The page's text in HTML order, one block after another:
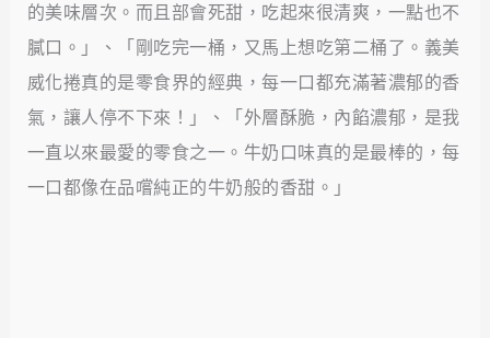
的美味層次。而且部會死甜，吃起來很清爽，一點也不
膩口。」、「剛吃完一桶，又馬上想吃第二桶了。義美
威化捲真的是零食界的經典，每一口都充滿著濃郁的香
氣，讓人停不下來！」、「外層酥脆，內餡濃郁，是我
一直以來最愛的零食之一。牛奶口味真的是最棒的，每
一口都像在品嚐純正的牛奶般的香甜。」